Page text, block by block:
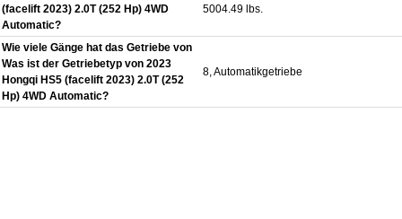
(facelift 2023) 2.0T (252 Hp) 4WD
Automatic?
5004.49 lbs.
Wie viele Gänge hat das Getriebe von
Was ist der Getriebetyp von 2023
Hongqi HS5 (facelift 2023) 2.0T (252
Hp) 4WD Automatic?
8, Automatikgetriebe